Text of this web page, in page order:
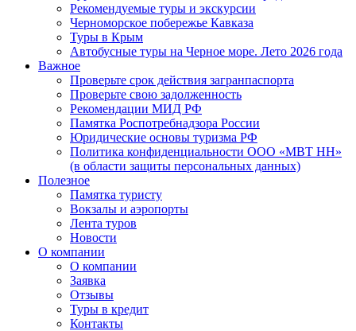
Рекомендуемые туры и экскурсии
Черноморское побережье Кавказа
Туры в Крым
Автобусные туры на Черное море. Лето 2026 года
Важное
Проверьте срок действия загранпаспорта
Проверьте свою задолженность
Рекомендации МИД РФ
Памятка Роспотребнадзора России
Юридические основы туризма РФ
Политика конфиденциальности ООО «МВТ НН»
(в области защиты персональных данных)
Полезное
Памятка туристу
Вокзалы и аэропорты
Лента туров
Новости
О компании
О компании
Заявка
Отзывы
Туры в кредит
Контакты